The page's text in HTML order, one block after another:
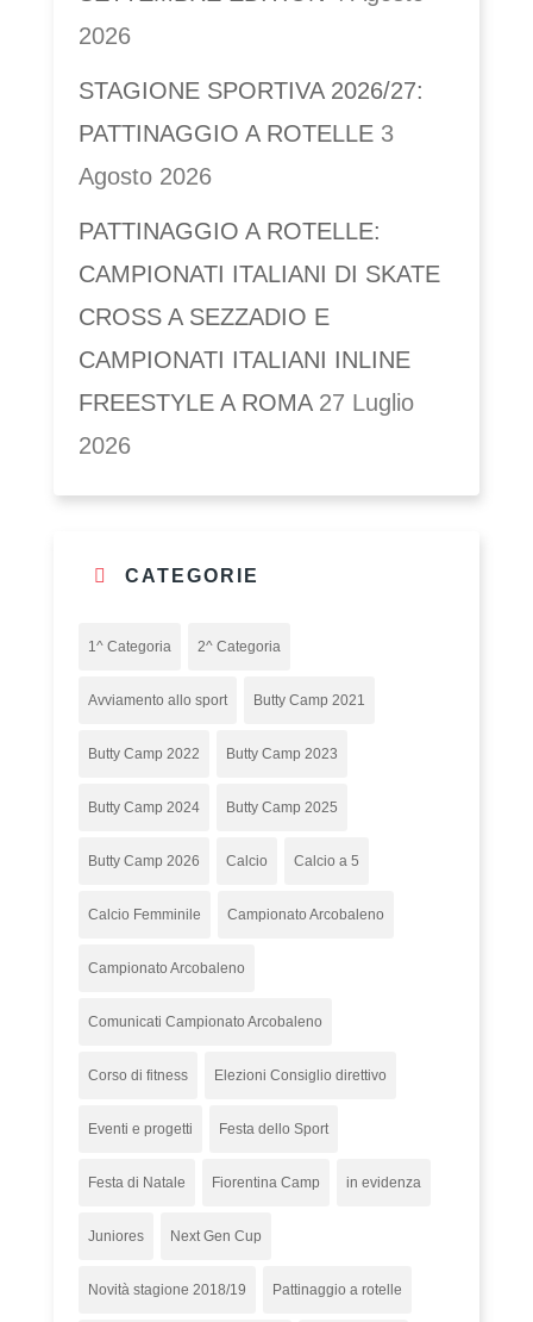
2026
STAGIONE SPORTIVA 2026/27:
PATTINAGGIO A ROTELLE 3
Agosto 2026
PATTINAGGIO A ROTELLE:
CAMPIONATI ITALIANI DI SKATE
CROSS A SEZZADIO E
CAMPIONATI ITALIANI INLINE
FREESTYLE A ROMA 27 Luglio
2026
CATEGORIE
1^ Categoria 2^ Categoria
Avviamento allo sport Butty Camp 2021
Butty Camp 2022 Butty Camp 2023
Butty Camp 2024 Butty Camp 2025
Butty Camp 2026 Calcio Calcio a 5
Calcio Femminile Campionato Arcobaleno
Campionato Arcobaleno
Comunicati Campionato Arcobaleno
Corso di fitness Elezioni Consiglio direttivo
Eventi e progetti Festa dello Sport
Festa di Natale Fiorentina Camp in evidenza
Juniores Next Gen Cup
Novità stagione 2018/19 Pattinaggio a rotelle